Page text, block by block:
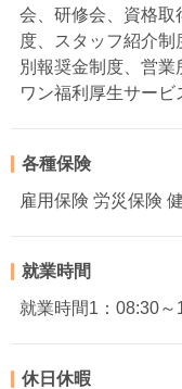
会、研修会、資格取
度、スタッフ紹介
別報奨金制度、営業
ワン福利厚生サービ
各種保険
雇用保険 労災保険
就業時間
就業時間1：08:30
休日休暇